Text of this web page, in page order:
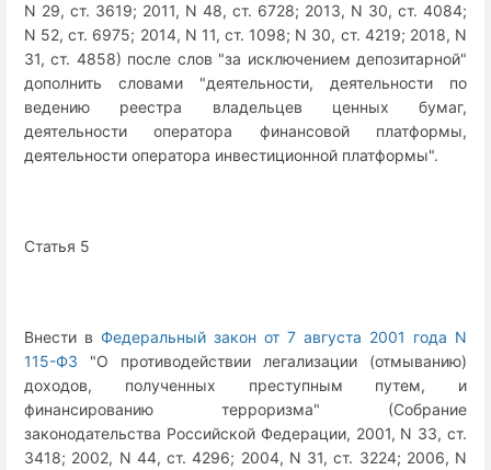
N 29, ст. 3619; 2011, N 48, ст. 6728; 2013, N 30, ст. 4084;
N 52, ст. 6975; 2014, N 11, ст. 1098; N 30, ст. 4219; 2018, N
31, ст. 4858) после слов "за исключением депозитарной"
дополнить словами "деятельности, деятельности по
ведению реестра владельцев ценных бумаг,
деятельности оператора финансовой платформы,
деятельности оператора инвестиционной платформы".
Статья 5
Внести в Федеральный закон от 7 августа 2001 года N
115-ФЗ "О противодействии легализации (отмыванию)
доходов, полученных преступным путем, и
финансированию терроризма" (Собрание
законодательства Российской Федерации, 2001, N 33, ст.
3418; 2002, N 44, ст. 4296; 2004, N 31, ст. 3224; 2006, N